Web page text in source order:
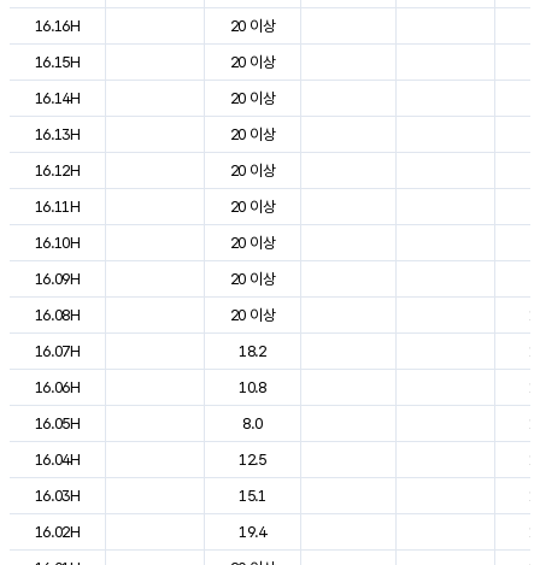
16.16H
20 이상
16.15H
20 이상
16.14H
20 이상
16.13H
20 이상
16.12H
20 이상
16.11H
20 이상
16.10H
20 이상
16.09H
20 이상
16.08H
20 이상
16.07H
18.2
16.06H
10.8
16.05H
8.0
16.04H
12.5
16.03H
15.1
16.02H
19.4